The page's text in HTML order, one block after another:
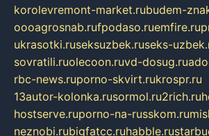
korolevremont-market.rubudem-
oooagrosnab.rufpodaso.ruemfire.ru
ukrasotki.ruseksuzbek.ruseks-
sovratili.ruolecoon.ruvd-dosug.ru
rbc-news.ruporno-skvirt.rukrospr.ru
13autor-kolonka.rusormol.ru2rich.ru
hostserve.ruporno-na-russkom.ru
neznobi.rubigfatcc.ruhabble.ru